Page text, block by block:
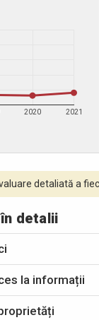
2020 2021
detaliată a
detalii
la informații